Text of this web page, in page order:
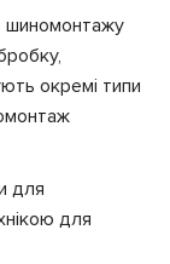
шиномонтажу
окремі типи
для
для